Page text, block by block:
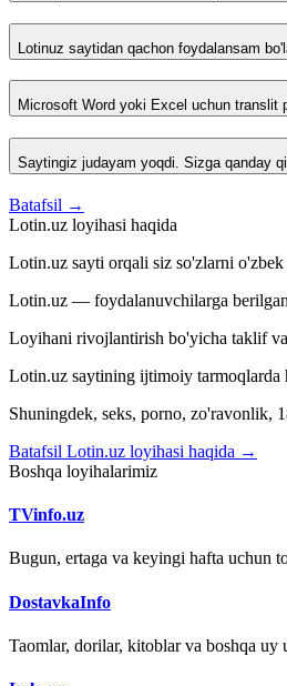
Lotinuz saytidan qachon foydalansam
Microsoft Word yoki Excel uchun translit
Saytingiz judayam yoqdi. Sizga qanday
Batafsil →
Lotin.uz loyihasi haqida
Lotin.uz sayti orqali siz so'zlarni
Lotin.uz — foydalanuvchilarga
Loyihani rivojlantirish bo'yicha taklif
Lotin.uz saytining ijtimoiy tarmoqlarda
Shuningdek, seks, porno, zo'ravonlik,
Batafsil Lotin.uz loyihasi haqida →
Boshqa loyihalarimiz
TVinfo.uz
Bugun, ertaga va keyingi hafta uchun
DostavkaInfo
Taomlar, dorilar, kitoblar va boshqa